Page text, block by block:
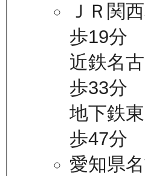
ＪＲ関
歩19分
近鉄名
歩33分
地下鉄
歩47分
愛知県